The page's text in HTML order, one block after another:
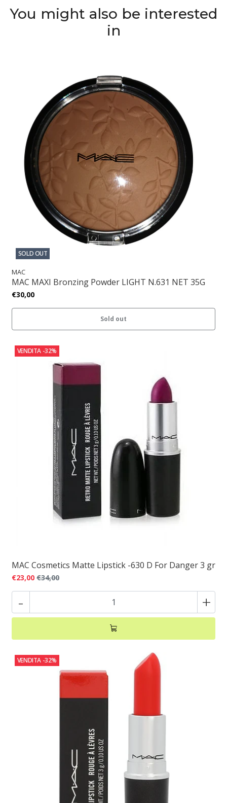
You might also be interested
in
SOLD OUT
MAC
MAC MAXI Bronzing Powder LIGHT N.631 NET 35G
€30,00
Sold out
VENDITA -32%
MAC Cosmetics Matte Lipstick -630 D For Danger 3 gr
€23,00 €34,00
- +
VENDITA -32%